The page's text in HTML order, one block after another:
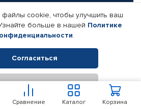
Сравнение Корзина
Каталог
Реквизиты компании
2026. Все права защищены.
товаров Автопрофи.
cookie, чтобы улучшить ваш
больше в нашей Политике
.
Согласиться
Отклонить
В корзину